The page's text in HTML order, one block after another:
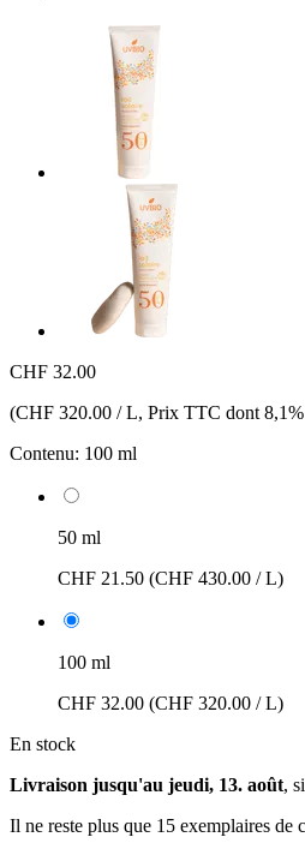
CHF 32.00
(CHF 320.00 / L, Prix TTC dont
Contenu: 100 ml
50 ml
CHF 21.50 (CHF 430.00 / L)
100 ml
CHF 32.00 (CHF 320.00 / L)
En stock
Livraison jusqu'au jeudi, 13. août,
Il ne reste plus que 15 exemplaires